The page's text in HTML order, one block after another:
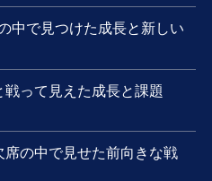
中で見つけた成長と新しい
戦って見えた成長と課題
の中で見せた前向きな戦